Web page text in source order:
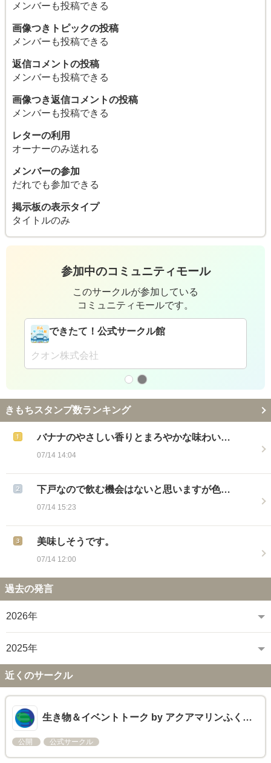
メンバーも投稿できる
画像つきトピックの投稿
メンバーも投稿できる
返信コメントの投稿
メンバーも投稿できる
画像つき返信コメントの投稿
メンバーも投稿できる
レターの利用
オーナーのみ送れる
メンバーの参加
だれでも参加できる
掲示板の表示タイプ
タイトルのみ
参加中のコミュニティモール
このサークルが参加している
コミュニティモールです。
できたて！公式サークル館
クオン株式会社
きもちスタンプ数ランキング
バナナのやさしい香りとまろやかな味わい…
07/14 14:04
下戸なので飲む機会はないと思いますが色…
07/14 15:23
美味しそうです。
07/14 12:00
過去の発言
2026年
2025年
近くのサークル
生き物＆イベントトーク by アクアマリンふく…
公開 公式サークル